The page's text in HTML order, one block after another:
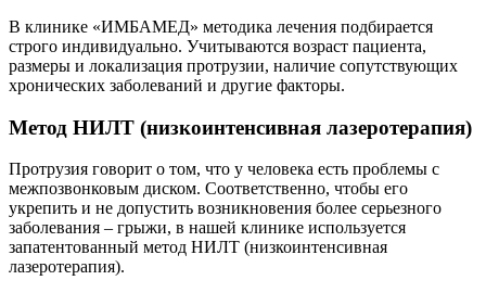
В клинике «ИМБАМЕД» методика лечения подбирается
строго индивидуально. Учитываются возраст пациента,
размеры и локализация протрузии, наличие сопутствующих
хронических заболеваний и другие факторы.
Метод НИЛТ (низкоинтенсивная лазеротерапия)
Протрузия говорит о том, что у человека есть проблемы с
межпозвонковым диском. Соответственно, чтобы его
укрепить и не допустить возникновения более серьезного
заболевания – грыжи, в нашей клинике используется
запатентованный метод НИЛТ (низкоинтенсивная
лазеротерапия).